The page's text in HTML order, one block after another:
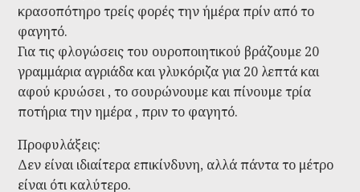
κρασοπότηρο τρείς φορές την ήμέρα πρίν από το
φαγητό.
Για τις φλογώσεις του ουροποιητικού βράζουμε 20
γραμμάρια αγριάδα και γλυκόριζα για 20 λεπτά και
αφού κρυώσει , το σουρώνουμε και πίνουμε τρία
ποτήρια την ημέρα , πριν το φαγητό.
Προφυλάξεις:
Δεν είναι ιδιαίτερα επικίνδυνη, αλλά πάντα το μέτρο
είναι ότι καλύτερο.